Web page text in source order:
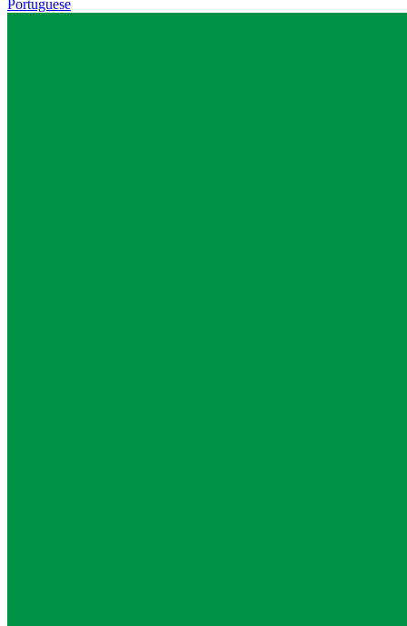
Portuguese